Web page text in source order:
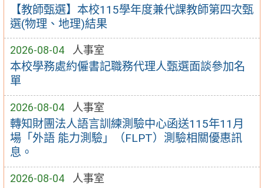
【教師甄選】本校115學年度兼代課教師第四次甄
選(物理、地理)結果
2026-08-04 人事室
本校學務處約僱書記職務代理人甄選面談參加名
單
2026-08-04 人事室
轉知財團法人語言訓練測驗中心函送115年11月
場「外語 能力測驗」（FLPT）測驗相關優惠訊
息。
2026-08-04 人事室